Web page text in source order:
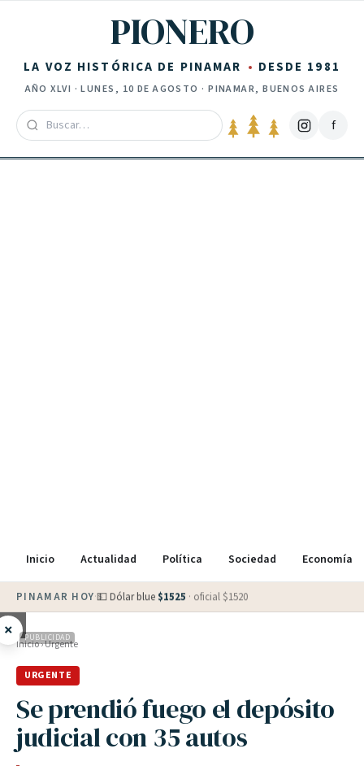
PIONERO
LA VOZ HISTÓRICA DE PINAMAR DESDE 1981
AÑOXLVI ·LUNES, 10 DE AGOSTO · PINAMAR, BUENOS AIRES
f
Inicio Actualidad Política Sociedad Economía
PINAMAR HOY·💵 Dólar blue $1525 · oficial $1520
× PUBLICIDAD
Inicio›Urgente
URGENTE
Se prendió fuego el depósito
judicial con 35 autos